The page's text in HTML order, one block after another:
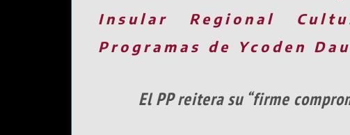
Insular
Regional
Programas de Ycoden
El PP reitera su “firme